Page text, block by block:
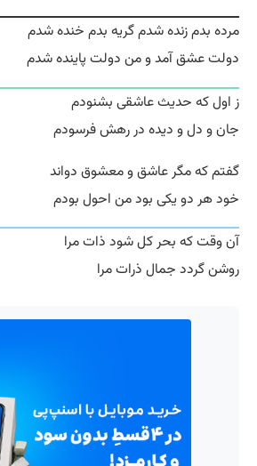
مرده بدم زنده شدم گریه بدم خنده شدم
دولت عشق آمد و من دولت پاینده شدم
ز اول که حدیث عاشقی بشنودم
جان و دل و دیده در رهش فرسودم
گفتم که مگر عاشق و معشوق دواند
خود هر دو یکی بود من احول بودم
آن وقت که بحر کل شود ذات مرا
روشن گردد جمال ذرات مرا